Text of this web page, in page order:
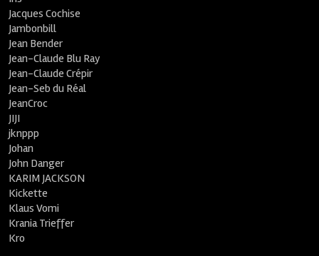
Jacques Cochise
Jambonbill
Jean Bender
Jean-Claude Blu Ray
Jean-Claude Crépir
Jean-Seb du Réal
JeanCroc
JIJI
jknppp
Johan
John Danger
KARIM JACKSON
Kickette
Klaus Vomi
Krania Trieffer
Kro